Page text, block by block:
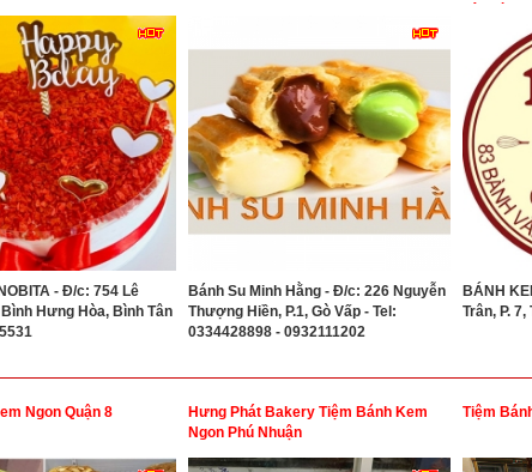
- Đ/c: 754 Lê
Bình Hưng Hòa, Bình Tân
Bánh Su Minh Hằng - Đ/c: 226 Nguyễn
Thượng Hiền, P.1, Gò Vấp - Tel:
0334428898 - 0932111202
BÁNH
Trân, P.
Ngon Quận 8
Hưng Phát Bakery Tiệm Bánh Kem
Ngon Phú Nhuận
Tiệm